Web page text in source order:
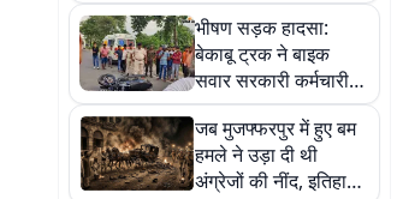
भीषण सड़क हादसा:
बेकाबू ट्रक ने बाइक
सवार सरकारी कर्मचारी
को रौंदा, मौके पर मौत
जब मुजफ्फरपुर में हुए बम
हमले ने उड़ा दी थी
अंग्रेजों की नींद, इतिहास